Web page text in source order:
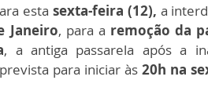
esta sexta-feira (12), a
Janeiro, para a remoção da
, a antiga passarela após a
para iniciar às 20h na